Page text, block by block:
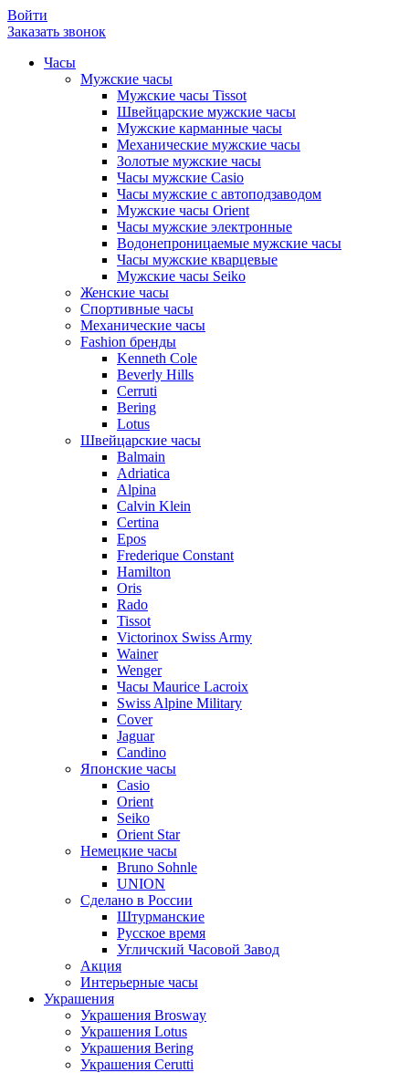
Войти
Заказать звонок
Часы
Мужские часы
Мужские часы Tissot
Швейцарские мужские часы
Мужские карманные часы
Механические мужские часы
Золотые мужские часы
Часы мужские Casio
Часы мужские с автоподзаводом
Мужские часы Orient
Часы мужские электронные
Водонепроницаемые мужские часы
Часы мужские кварцевые
Мужские часы Seiko
Женские часы
Спортивные часы
Механические часы
Fashion бренды
Kenneth Cole
Beverly Hills
Cerruti
Bering
Lotus
Швейцарские часы
Balmain
Adriatica
Alpina
Calvin Klein
Certina
Epos
Frederique Constant
Hamilton
Oris
Rado
Tissot
Victorinox Swiss Army
Wainer
Wenger
Часы Maurice Lacroix
Swiss Alpine Military
Cover
Jaguar
Candino
Японские часы
Casio
Orient
Seiko
Orient Star
Немецкие часы
Bruno Sohnle
UNION
Сделано в России
Штурманские
Русское время
Угличский Часовой Завод
Акция
Интерьерные часы
Украшения
Украшения Brosway
Украшения Lotus
Украшения Bering
Украшения Cerutti